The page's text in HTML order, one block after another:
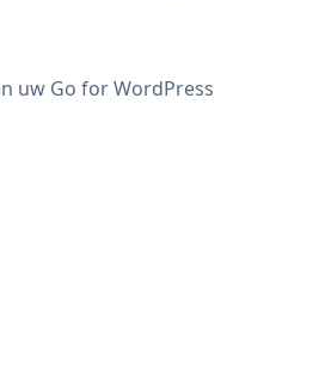
uw Go for WordPress